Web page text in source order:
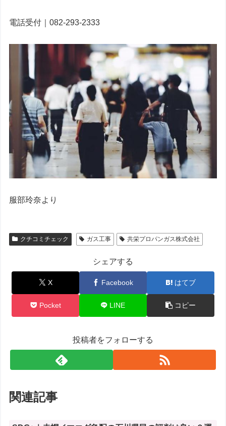
電話受付｜082-293-2333
服部玲奈より
クチコミチェック ガス工事 共栄プロパンガス株式会社
シェアする
X Facebook はてブ
Pocket LINE コピー
投稿者をフォローする
関連記事